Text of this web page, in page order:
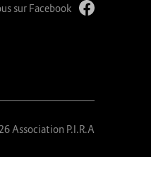
sur Facebook
Association P.I.R.A